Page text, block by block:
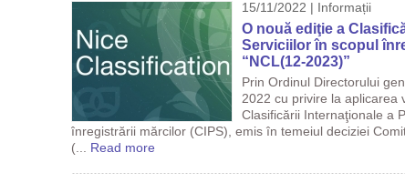
15/11/2022 | Informații
O nouă ediţie a
Serviciilor în scopul
“NCL(12-2023)”
Prin Ordinul Directorului
2022 cu privire la aplicarea
Clasificării Internaţionale a
înregistrării mărcilor (CIPS), emis în temeiul deciziei
(... Read more